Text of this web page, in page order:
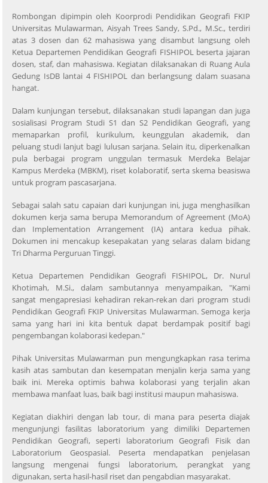
Rombongan dipimpin oleh Koorprodi Pendidikan Geografi FKIP
Universitas Mulawarman, Aisyah Trees Sandy, S.Pd., M.Sc., terdiri
atas 3 dosen dan 62 mahasiswa yang disambut langsung oleh
Ketua Departemen Pendidikan Geografi FISHIPOL beserta jajaran
dosen, staf, dan mahasiswa. Kegiatan dilaksanakan di Ruang Aula
Gedung IsDB lantai 4 FISHIPOL dan berlangsung dalam suasana
hangat.
Dalam kunjungan tersebut, dilaksanakan studi lapangan dan juga
sosialisasi Program Studi S1 dan S2 Pendidikan Geografi, yang
memaparkan profil, kurikulum, keunggulan akademik, dan
peluang studi lanjut bagi lulusan sarjana. Selain itu, diperkenalkan
pula berbagai program unggulan termasuk Merdeka Belajar
Kampus Merdeka (MBKM), riset kolaboratif, serta skema beasiswa
untuk program pascasarjana.
Sebagai salah satu capaian dari kunjungan ini, juga menghasilkan
dokumen kerja sama berupa Memorandum of Agreement (MoA)
dan Implementation Arrangement (IA) antara kedua pihak.
Dokumen ini mencakup kesepakatan yang selaras dalam bidang
Tri Dharma Perguruan Tinggi.
Ketua Departemen Pendidikan Geografi FISHIPOL, Dr. Nurul
Khotimah, M.Si., dalam sambutannya menyampaikan, "Kami
sangat mengapresiasi kehadiran rekan-rekan dari program studi
Pendidikan Geografi FKIP Universitas Mulawarman. Semoga kerja
sama yang hari ini kita bentuk dapat berdampak positif bagi
pengembangan kolaborasi kedepan."
Pihak Universitas Mulawarman pun mengungkapkan rasa terima
kasih atas sambutan dan kesempatan menjalin kerja sama yang
baik ini. Mereka optimis bahwa kolaborasi yang terjalin akan
membawa manfaat luas, baik bagi institusi maupun mahasiswa.
Kegiatan diakhiri dengan lab tour, di mana para peserta diajak
mengunjungi fasilitas laboratorium yang dimiliki Departemen
Pendidikan Geografi, seperti laboratorium Geografi Fisik dan
Laboratorium Geospasial. Peserta mendapatkan penjelasan
langsung mengenai fungsi laboratorium, perangkat yang
digunakan, serta hasil-hasil riset dan pengabdian masyarakat.